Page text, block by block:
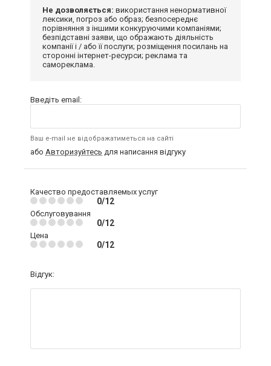
Не дозволяється: використання ненормативної
лексики, погроз або образ; безпосереднє
порівняння з іншими конкуруючими компаніями;
безпідставні заяви, що ображають діяльність
компанії і / або її послуги; розміщення посилань на
сторонні інтернет-ресурси; реклама та
самореклама.
Введіть email:
Ваш e-mail не відображатиметься на сайті
або Авторизуйтесь для написання відгуку
Качество предоставляемых услуг
0/12
Обслуговування
0/12
Цена
0/12
Відгук: